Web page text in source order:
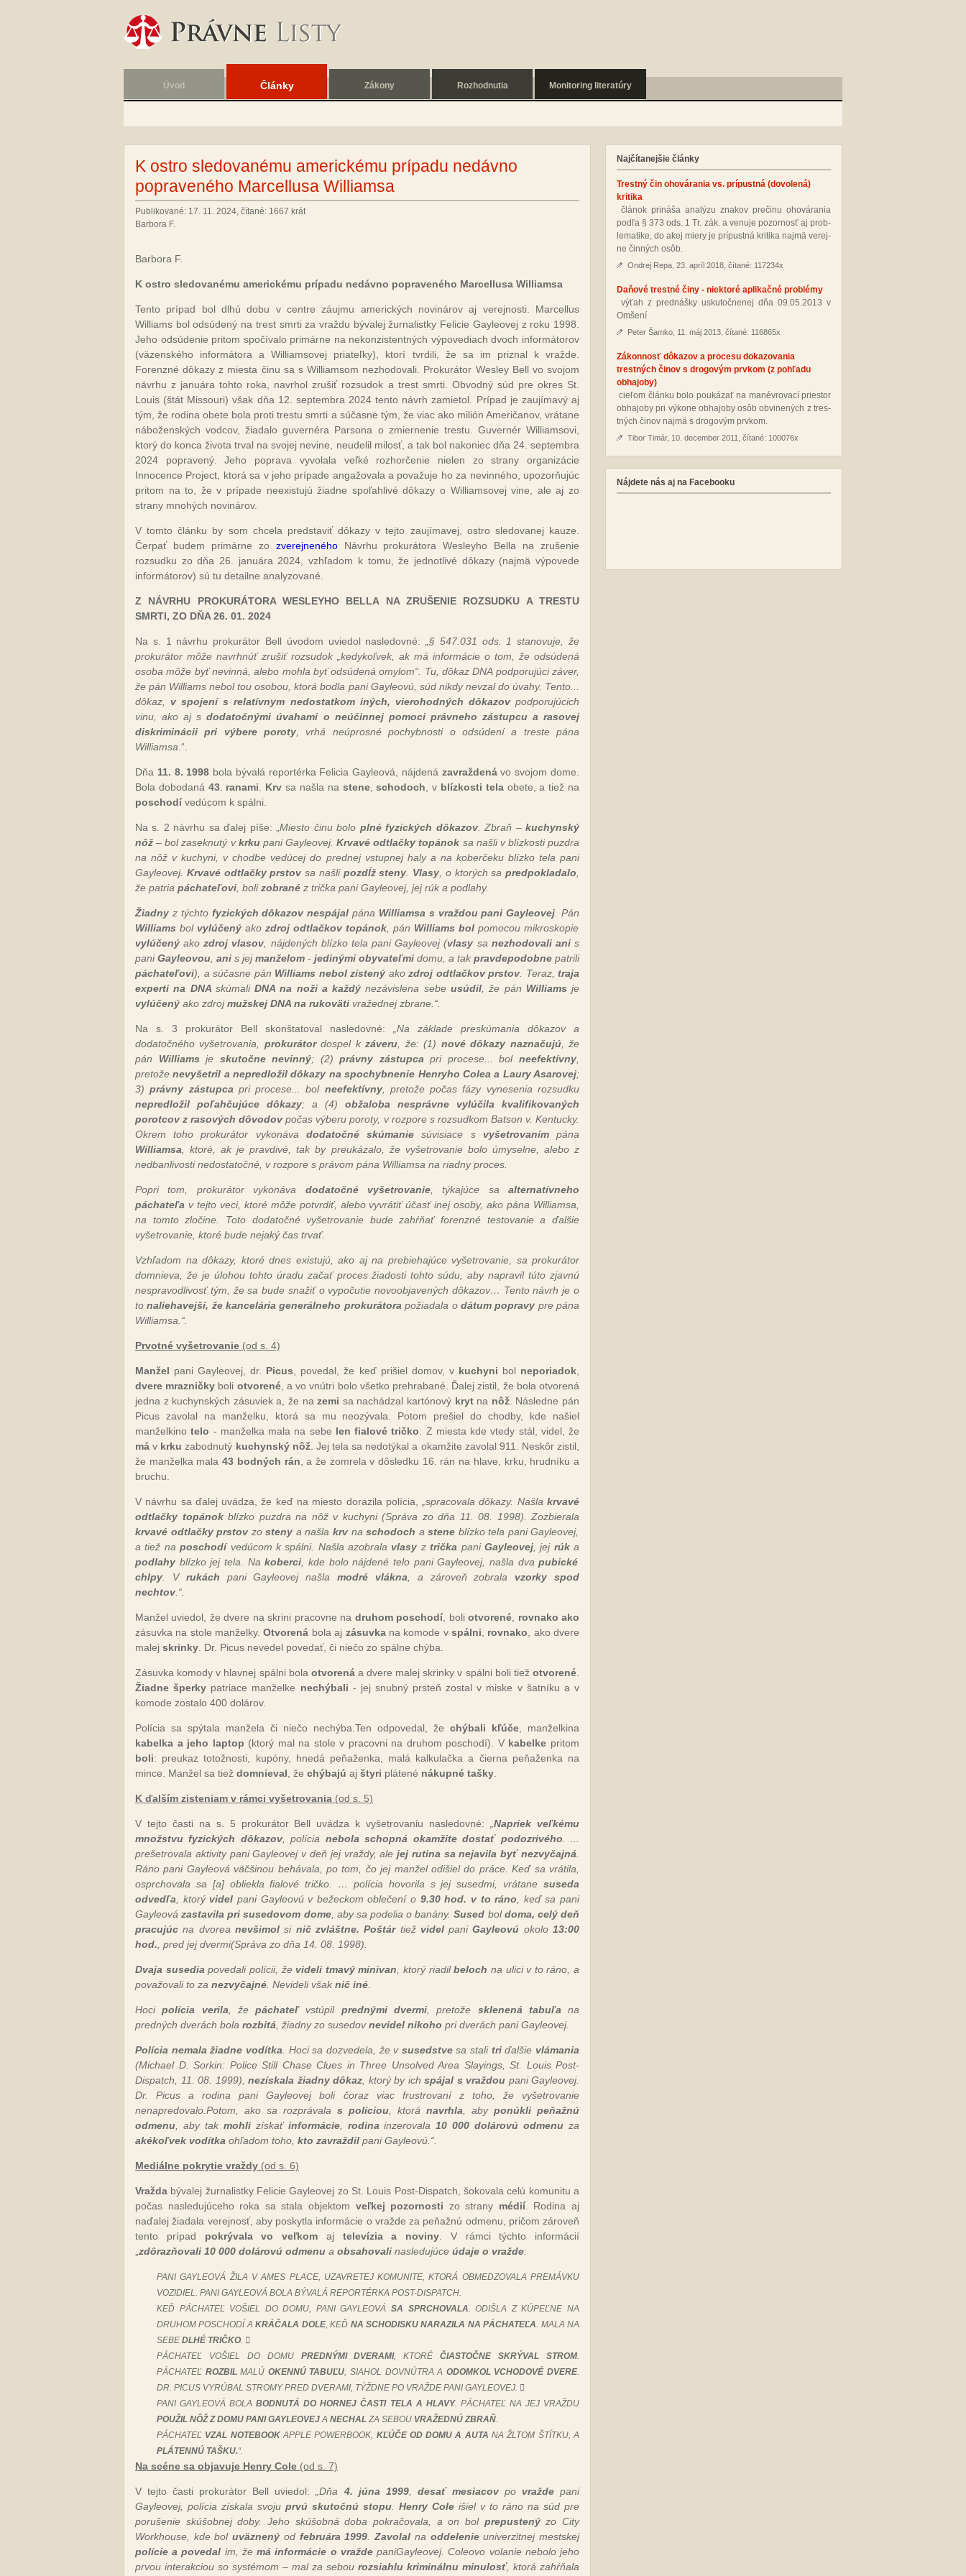
Úvod Články Zákony Rozhodnutia Monitoring literatúry
K ostro sledovanému americkému prípadu nedávno
popraveného Marcellusa Williamsa
Publikované: 17. 11. 2024, čítané: 1667 krát
Barbora F.
Barbora F.
K ostro sledovanému americkému prípadu nedávno popraveného Marcellusa Williamsa
Tento prípad bol dlhú dobu v centre záujmu amerických novinárov aj verejnosti. Marcellus
Williams bol odsúdený na trest smrti za vraždu bývalej žurnalistky Felicie Gayleovej z roku 1998.
Jeho odsúdenie pritom spočívalo primárne na nekonzistentných výpovediach dvoch informátorov
(väzenského informátora a Williamsovej priateľky), ktorí tvrdili, že sa im priznal k vražde.
Forenzné dôkazy z miesta činu sa s Williamsom nezhodovali. Prokurátor Wesley Bell vo svojom
návrhu z januára tohto roka, navrhol zrušiť rozsudok a trest smrti. Obvodný súd pre okres St.
Louis (štát Missouri) však dňa 12. septembra 2024 tento návrh zamietol. Prípad je zaujímavý aj
tým, že rodina obete bola proti trestu smrti a súčasne tým, že viac ako milión Američanov, vrátane
náboženských vodcov, žiadalo guvernéra Parsona o zmiernenie trestu. Guvernér Williamsovi,
ktorý do konca života trval na svojej nevine, neudelil milosť, a tak bol nakoniec dňa 24. septembra
2024 popravený. Jeho poprava vyvolala veľké rozhorčenie nielen zo strany organizácie
Innocence Project, ktorá sa v jeho prípade angažovala a považuje ho za nevinného, upozorňujúc
pritom na to, že v prípade neexistujú žiadne spoľahlivé dôkazy o Williamsovej vine, ale aj zo
strany mnohých novinárov.
V tomto článku by som chcela predstaviť dôkazy v tejto zaujímavej, ostro sledovanej kauze.
Čerpať budem primárne zo zverejnenéhoNávrhu prokurátora Wesleyho Bella na zrušenie
rozsudku zo dňa 26. januára 2024, vzhľadom k tomu, že jednotlivé dôkazy (najmä výpovede
informátorov) sú tu detailne analyzované.
Z NÁVRHU PROKURÁTORA WESLEYHO BELLA NA ZRUŠENIE ROZSUDKU A TRESTU
SMRTI, ZO DŇA 26. 01. 2024
Na s. 1 návrhu prokurátor Bell úvodom uviedol nasledovné: „§ 547.031 ods. 1 stanovuje, že
prokurátor môže navrhnúť zrušiť rozsudok „kedykoľvek, ak má informácie o tom, že odsúdená
osoba môže byť nevinná, alebo mohla byť odsúdená omylom“. Tu, dôkaz DNA podporujúci záver,
že pán Williams nebol tou osobou, ktorá bodla pani Gayleovú, súd nikdy nevzal do úvahy. Tento...
dôkaz,v spojení s relatívnym nedostatkom iných, vierohodných dôkazovpodporujúcich
vinu, ako aj sdodatočnými úvahami o neúčinnej pomoci právneho zástupcu a rasovej
diskriminácii pri výbere poroty , vrhá neúprosné pochybnosti o odsúdení a treste pána
Williamsa .“.
Dňa 11. 8. 1998 bola bývalá reportérka Felicia Gayleová, nájdená zavraždenávo svojom dome.
Bola dobodaná 43. ranami Krv sa našla na stene,schodoch , v blízkosti telaobete, a tiež na
poschodí vedúcom k spálni.
Na s. 2 návrhu sa ďalej píše: „Miesto činu bolo plné fyzických dôkazov. Zbraň –kuchynský
nôž – bol zaseknutý vkrku pani Gayleovej.Krvavé odtlačky topánok sa našli v blízkosti puzdra
na nôž v kuchyni, v chodbe vedúcej do prednej vstupnej haly a na koberčeku blízko tela pani
Gayleovej. Krvavé odtlačky prstov sa našli pozdĺž steny Vlasy , o ktorých sa predpokladalo
že patria páchateľovi , bolizobrané z trička pani Gayleovej, jej rúk a podlahy.
Žiadny z týchto fyzických dôkazov nespájal pána Williamsa s vraždou pani Gayleovej . Pán
Williams bol vylúčený ako zdroj odtlačkov topánok , pán Williams bol pomocou mikroskopie
vylúčenýako zdroj vlasov , nájdených blízko tela pani Gayleovej (vlasy sa nezhodovali anis
paniGayleovou ani s jejmanželom - jedinými obyvateľmi domu, a tak pravdepodobne patrili
páchateľovi), a súčasne pán Williams nebol zistený ako zdroj odtlačkov prstov Teraz, traja
experti na DNA skúmaliDNA na noži a každýnezávislena sebeusúdil , že pán Williamsje
vylúčený ako zdrojmužskej DNA na rukoväti vražednej zbrane.“.
Na s. 3 prokurátor Bell skonštatoval nasledovné: „Na základe preskúmania dôkazov a
dodatočného vyšetrovania, prokurátordospel kzáveru , že: (1) nové dôkazy naznačujú, že
pán Williams je skutočne nevinný; (2)právny zástupca pri procese... bolneefektívny
pretoženevyšetril a nepredložil dôkazy na spochybnenie Henryho Colea a Laury Asarovej;
3)právny zástupca pri procese... bol neefektívny, pretože počas fázy vynesenia rozsudku
nepredložil poľahčujúce dôkazy; a (4) obžaloba nesprávne vylúčila kvalifikovaných
porotcov z rasových dôvodov počas výberu poroty, v rozpore s rozsudkom Batson v. Kentucky.
Okrem toho prokurátor vykonáva dodatočné skúmanie súvisiace s vyšetrovanímpána
Williamsa , ktoré, ak je pravdivé, tak by preukázalo, že vyšetrovanie bolo úmyselne, alebo z
nedbanlivosti nedostatočné, v rozpore s právom pána Williamsa na riadny proces.
Popri tom, prokurátor vykonáva dodatočné vyšetrovanie, týkajúce sa alternatívneho
páchateľa v tejto veci, ktoré môže potvrdiť, alebo vyvrátiť účasť inej osoby, ako pána Williamsa,
na tomto zločine. Toto dodatočné vyšetrovanie bude zahŕňať forenzné testovanie a ďalšie
vyšetrovanie, ktoré bude nejaký čas trvať.
Vzhľadom na dôkazy, ktoré dnes existujú, ako aj na prebiehajúce vyšetrovanie, sa prokurátor
domnieva, že je úlohou tohto úradu začať proces žiadosti tohto súdu, aby napravil túto zjavnú
nespravodlivosť tým, že sa bude snažiť o vypočutie novoobjavených dôkazov… Tento návrh je o
to naliehavejší, že kancelária generálneho prokurátora požiadala odátum popravy pre pána
Williamsa.“.
Prvotné vyšetrovanie (od s. 4)
Manžel pani Gayleovej, dr. Picus , povedal, že keď prišiel domov, v kuchyni bolneporiadok
dvere mrazničky boli otvorené, a vo vnútri bolo všetko prehrabané. Ďalej zistil, že bola otvorená
jedna z kuchynských zásuviek a, že nazemi sa nachádzal kartónový kryt na nôž. Následne pán
Picus zavolal na manželku, ktorá sa mu neozývala. Potom prešiel do chodby, kde našiel
manželkinotelo - manželka mala na sebe len fialové tričko . Z miesta kde vtedy stál, videl, že
má v krkuzabodnutý kuchynský nôž. Jej tela sa nedotýkal a okamžite zavolal 911. Neskôr zistil,
že manželka mala43 bodných rán , a že zomrela v dôsledku 16. rán na hlave, krku, hrudníku a
bruchu.
V návrhu sa ďalej uvádza, že keď na miesto dorazila polícia, „spracovala dôkazy. Našlakrvavé
odtlačky topánokblízko puzdra na nôž v kuchyni (Správa zo dňa 11. 08. 1998). Zozbierala
krvavé odtlačky prstov zosteny a našla krvnaschodoch astene blízko tela pani Gayleovej,
a tiež naposchodívedúcom k spálni. Našla azobralavlasy ztrička paniGayleovej, jej rúka
podlahy blízko jej tela. Nakoberci , kde bolo nájdené telo pani Gayleovej, našla dvapubické
chlpy . V rukách pani Gayleovej našlamodré vlákna , a zároveň zobralavzorky spod
nechtov .“.
Manžel uviedol, že dvere na skrini pracovne na druhom poschodí , boliotvorené
rovnako ako
zásuvka na stole manželky.Otvorená bola aj zásuvkana komode v spálni rovnako , ako dvere
malej skrinky . Dr. Picus nevedel povedať, či niečo zo spálne chýba.
Zásuvka komody v hlavnej spálni bola otvorenáa dvere malej skrinky v spálni boli tiežotvorené
Žiadne šperky patriace manželke nechýbali - jej snubný prsteň zostal v miske v šatníku a v
komode zostalo 400 dolárov.
Polícia sa spýtala manžela či niečo nechýba.Ten odpovedal, že chýbali kľúče , manželkina
kabelka a jeho laptop (ktorý mal na stole v pracovni na druhom poschodí). V kabelke pritom
boli: preukaz totožnosti, kupóny, hnedá peňaženka, malá kalkulačka a čierna peňaženka na
mince. Manžel sa tiež domnieval , že chýbajú aj štyri plátené nákupné tašky
K ďalším zisteniam v rámci vyšetrovania (od s. 5)
V tejto časti na s. 5 prokurátor Bell uvádza k vyšetrovaniu nasledovné: „Napriek veľkému
množstvu fyzických dôkazov, polícia nebola schopná okamžite dostať podozrivého
prešetrovala aktivity pani Gayleovej v deň jej vraždy, alejej rutina sa nejavila byť nezvyčajná
Ráno pani Gayleová väčšinou behávala, po tom, čo jej manžel odišiel do práce. Keď sa vrátila,
osprchovala sa [a] obliekla fialové tričko. … polícia hovorila s jej susedmi, vrátane suseda
odvedľa , ktorývidel pani Gayleovú v bežeckom oblečení o 9.30 hod. v to ráno , keď sa pani
Gayleovázastavila pri susedovom dome, aby sa podelia o banány.Sused boldoma, celý deň
pracujúcna dvorea nevšimolsi nič zvláštne. Poštár tiež videlpaniGayleovú okolo13:00
hod. , pred jej dvermi(Správa zo dňa 14. 08. 1998).
Dvaja susedia povedali polícii, ževideli tmavý minivan , ktorý riadilbeloch na ulici v to ráno, a
považovali to za nezvyčajné . Nevideli však nič iné
Hocipolícia verila , žepáchateľvstúpilprednými dvermi, pretože sklenená tabuľana
predných dverách bola rozbitá , žiadny zo susedovnevidel nikoho pri dverách pani Gayleovej.
Polícia nemala žiadne vodítka . Hoci sa dozvedela, že vsusedstvesa stalitriďalšievlámania
(Michael D. Sorkin: Police Still Chase Clues in Three Unsolved Area Slayings, St. Louis Post-
Dispatch, 11. 08. 1999), nezískala žiadny dôkaz , ktorý by ich spájal s vraždou pani Gayleovej.
Dr. Picus a rodina pani Gayleovej boli čoraz viac frustrovaní z toho, že vyšetrovanie
nenapredovalo.Potom, ako sa rozprávala s políciou , ktorá navrhla , abyponúkli peňažnú
odmenu , aby takmohlizískaťinformácie, rodinainzerovala10 000 dolárovú odmenuza
akékoľvek vodítka ohľadom toho, kto zavraždil pani Gayleovú.“.
Mediálne pokrytie vraždy (od s. 6)
Vražda bývalej žurnalistky Felicie Gayleovej zo St. Louis Post-Dispatch, šokovala celú komunitu a
počas nasledujúceho roka sa stala objektom veľkej pozornosti zo strany médií. Rodina aj
naďalej žiadala verejnosť, aby poskytla informácie o vražde za peňažnú odmenu, pričom zároveň
tento prípad pokrývala vo veľkom aj televízia a noviny . V rámci týchto informácií
zdôrazňovali 10 000 dolárovú odmenu a obsahovali nasledujúce údaje o vražde:
PANI GAYLEOVÁ ŽILA V AMES PLACE, UZAVRETEJ KOMUNITE, KTORÁ OBMEDZOVALA PREMÁVKU
VOZIDIEL. PANI GAYLEOVÁ BOLA BÝVALÁ REPORTÉRKA POST-DISPATCH.
KEĎ PÁCHATEĽ VOŠIEL DO DOMU, PANI GAYLEOVÁSA SPRCHOVALA. ODIŠLA Z KÚPEĽNE NA
DRUHOM POSCHODÍ AKRÁČALA DOLE, KEĎ NA SCHODISKU NARAZILA NA PÁCHATEĽA. MALA NA
SEBE DLHÉ TRIČKO. 
PÁCHATEĽ VOŠIEL DO DOMU PREDNÝMI DVERAMI, KTORÉČIASTOČNE SKRÝVAL STROM.
PÁCHATEĽ ROZBILMALÚ OKENNÚ TABUĽU, SIAHOL DOVNÚTRA A ODOMKOL VCHODOVÉ DVERE.
DR. PICUS VYRÚBAL STROMY PRED DVERAMI, TÝŽDNE PO VRAŽDE PANI GAYLEOVEJ. 
PANI GAYLEOVÁ BOLABODNUTÁ DO HORNEJ ČASTI TELA A HLAVY. PÁCHATEĽ NA JEJ VRAŽDU
POUŽIL NÔŽ Z DOMU PANI GAYLEOVEJA NECHAL ZA SEBOU VRAŽEDNÚ ZBRAŇ.
PÁCHATEĽ VZAL NOTEBOOKAPPLE POWERBOOK, KĽÚČE OD DOMU A AUTA NA ŽLTOM ŠTÍTKU, A
PLÁTENNÚ TAŠKU.“.
Na scéne sa objavuje Henry Cole (od s. 7)
V tejto časti prokurátor Bell uviedol: „Dňa 4. júna 1999, desať mesiacov povraždepani
Gayleovej, polícia získala svoju prvú skutočnú stopu Henry Cole išiel v to ráno na súd pre
porušenie skúšobnej doby. Jeho skúšobná doba pokračovala, a on bol prepustenýzo City
Workhouse, kde boluväznený odfebruára 1999 .Zavolal na oddelenieuniverzitnej mestskej
polície a povedal im, žemá informácie o vraždepaniGayleovej. Coleovo volanie nebolo jeho
prvou interakciou so systémom – mal za sebou rozsiahlu kriminálnu minulosť, ktorá zahŕňala
Najčítanejšie články
Trestný čin ohovárania vs. prípustná (dovolená)
kritika
člá­nok pri­ná­ša ana­lý­zu zna­kov pre­či­nu oho­vá­ra­nia
pod­ľa § 373 ods. 1 Tr. zák. a ve­nu­je po­zor­nosť aj prob­
le­ma­ti­ke, do akej mie­ry je prí­pus­tná kri­ti­ka naj­mä ve­rej­
ne čin­ných osôb.
Ondrej Repa, 23. apríl 2018, čítané: 117234x
Daňové trestné činy - niektoré aplikačné problémy
vý­ťah z pred­náš­ky us­ku­toč­ne­nej dňa 09.05.2013 v
Om­še­ní
Peter Šamko, 11. máj 2013, čítané: 116865x
Zákonnosť dôkazov a procesu dokazovania
trestných činov s drogovým prvkom (z pohľadu
obhajoby)
cie­ľom člán­ku bo­lo pou­ká­zať na ma­név­ro­va­cí pries­tor
ob­ha­jo­by pri vý­ko­ne ob­ha­jo­by osôb ob­vi­ne­ných z tres­
tných či­nov naj­mä s dro­go­vým pr­vkom.
Tibor Timár, 10. december 2011, čítané: 100076x
Nájdete nás aj na Facebooku